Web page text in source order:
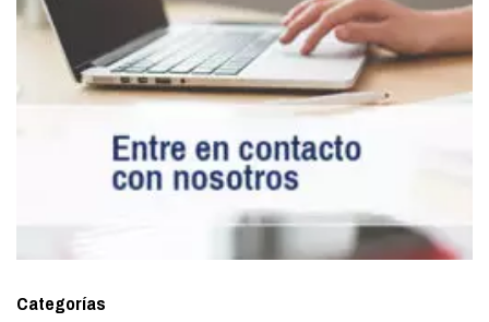
Categorías